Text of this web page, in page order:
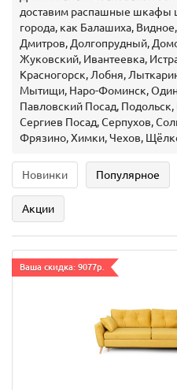
доставим распашные шкафы
города, как Балашиха,
Дмитров, Долгопрудный,
Жуковский, Ивантеевка,
Красногорск, Лобня,
Мытищи, Наро-Фоминск,
Павловский Посад,
Сергиев Посад, Серпухов,
Фрязино, Химки, Чехов,
Новинки Популярное
Акции
Ваша скидка: 9077р.